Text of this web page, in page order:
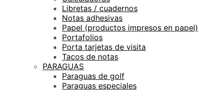
Libretas / cuadernos
Notas adhesivas
Papel (productos impresos en papel)
Portafolios
Porta tarjetas de visita
Tacos de notas
PARAGUAS
Paraguas de golf
Paraguas especiales